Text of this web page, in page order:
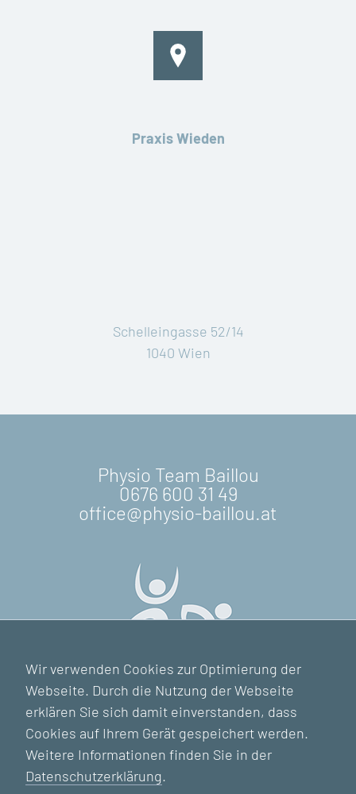
Praxis Wieden
Schelleingasse 52/14
1040 Wien
Physio Team Baillou
0676 600 31 49
office@physio-baillou.at
Wir verwenden Cookies zur Optimierung der
Webseite. Durch die Nutzung der Webseite
erklären Sie sich damit einverstanden, dass
Cookies auf Ihrem Gerät gespeichert werden.
Weitere Informationen finden Sie in der
Datenschutzerklärung.